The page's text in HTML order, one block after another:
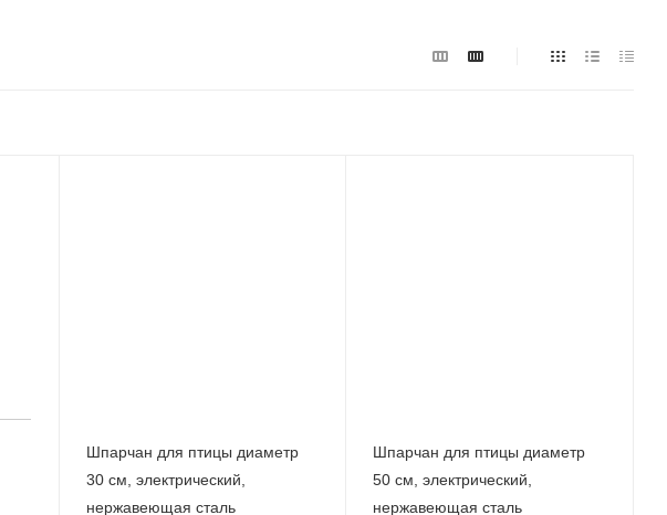
Шпарчан для птицы диаметр
30 см, электрический,
нержавеющая сталь
Шпарчан для птицы диаметр
50 см, электрический,
нержавеющая сталь